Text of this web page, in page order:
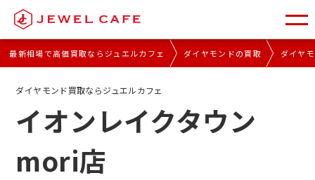
最新相場で高価買取ならジュエルカフェ ダイヤモンドの買取 ダイヤ
ダイヤモンド買取ならジュエルカフェ
イオンレイクタウン
mori店